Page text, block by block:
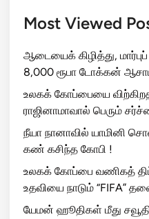
Most Viewed
ஆடையைக் கிழித்து,
8,000 ரூபா டோக்கன்
உலகக் கோப்பையை
ராஜினாமாவால் பெரும்
நீயா நானாவில் யாமினி
கண் கசிந்த கோபி !
உலகக் கோப்பை வணிகத்
உதவியை நாடும் “FIFA”
யேமன் ஹூதிகள் மீது